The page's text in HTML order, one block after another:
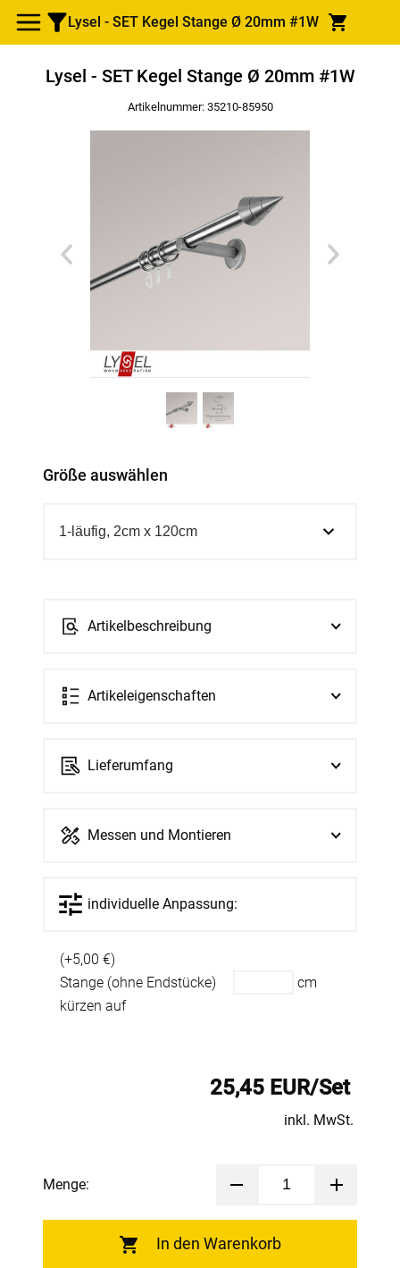
Lysel - SET Kegel Stange Ø 20mm #1W
Lysel - SET Kegel Stange Ø 20mm #1W
Artikelnummer: 35210-85950
Größe auswählen
Artikelbeschreibung
Artikeleigenschaften
Lieferumfang
Messen und Montieren
individuelle Anpassung:
(+5,00 €)
Stange (ohne Endstücke)
kürzen auf
cm
25,45 EUR/Set
inkl. MwSt.
Menge:
In den Warenkorb